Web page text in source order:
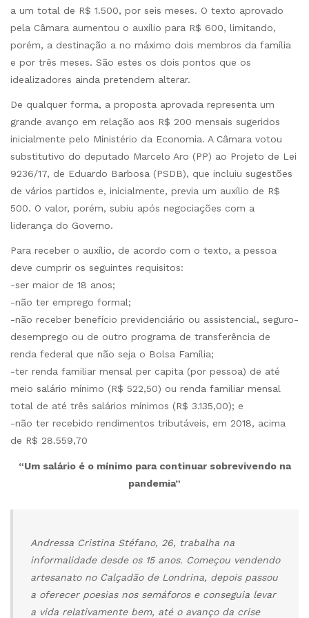
a um total de R$ 1.500, por seis meses. O texto aprovado
pela Câmara aumentou o auxílio para R$ 600, limitando,
porém, a destinação a no máximo dois membros da família
e por três meses. São estes os dois pontos que os
idealizadores ainda pretendem alterar.
De qualquer forma, a proposta aprovada representa um
grande avanço em relação aos R$ 200 mensais sugeridos
inicialmente pelo Ministério da Economia. A Câmara votou
substitutivo do deputado Marcelo Aro (PP) ao Projeto de Lei
9236/17, de Eduardo Barbosa (PSDB), que incluiu sugestões
de vários partidos e, inicialmente, previa um auxílio de R$
500. O valor, porém, subiu após negociações com a
liderança do Governo.
Para receber o auxílio, de acordo com o texto, a pessoa
deve cumprir os seguintes requisitos:
-ser maior de 18 anos;
-não ter emprego formal;
-não receber benefício previdenciário ou assistencial, seguro-
desemprego ou de outro programa de transferência de
renda federal que não seja o Bolsa Família;
-ter renda familiar mensal per capita (por pessoa) de até
meio salário mínimo (R$ 522,50) ou renda familiar mensal
total de até três salários mínimos (R$ 3.135,00); e
-não ter recebido rendimentos tributáveis, em 2018, acima
de R$ 28.559,70
“Um salário é o mínimo para continuar sobrevivendo na
pandemia”
Andressa Cristina Stéfano, 26, trabalha na
informalidade desde os 15 anos. Começou vendendo
artesanato no Calçadão de Londrina, depois passou
a oferecer poesias nos semáforos e conseguia levar
a vida relativamente bem, até o avanço da crise